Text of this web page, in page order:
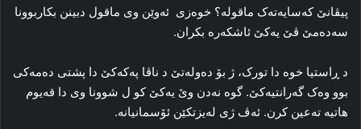
پیڤانێ که‌سایه‌ته‌ک ماقوله‌؟ خوه‌زی ئه‌وێن وی ماقول دبینن بکاربوونا
سه‌ده‌مێ ڤێ یه‌کێ ئاشکه‌ره ‌بکران.
د ڕاستیا خوه‌ دا تورک، ژ بۆ ده‌وله‌تێ د ناڤا پەکەکێ دا پشتی ده‌مه‌کی
بوو وه‌ک گەرانتیەکێ. گوه نه‌دن وێ یەکێ کو ل شوونا وی دا قەیوم
هاتیه‌ تەعین کرن. ئه‌ڤ ژی له‌یزتکێن ئۆسمانیانه‌.